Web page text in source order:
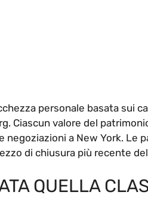
personale basata sui
Ciascun valore del
negoziazioni a New York. Le
di chiusura più recente
QUELLA